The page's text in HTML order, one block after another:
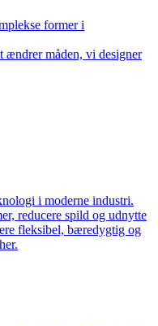
former i
måden, vi designer
i moderne industri.
reducere spild og udnytte
fleksibel, bæredygtig og